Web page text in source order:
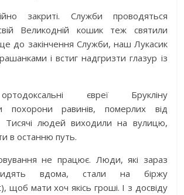
закриті. Служби проводяться
Великодній кошик теж святили
до закінчення Служби, наш Лукасик
і встиг надгризти глазур із
євреї Брукліну
похорони равинів, померлих від
Тисячі людей виходили на вулицю,
в останню путь.
не працює. Люди, які зараз
вдома, стали на біржу
щоб мати хоч якісь гроші. І з досвіду